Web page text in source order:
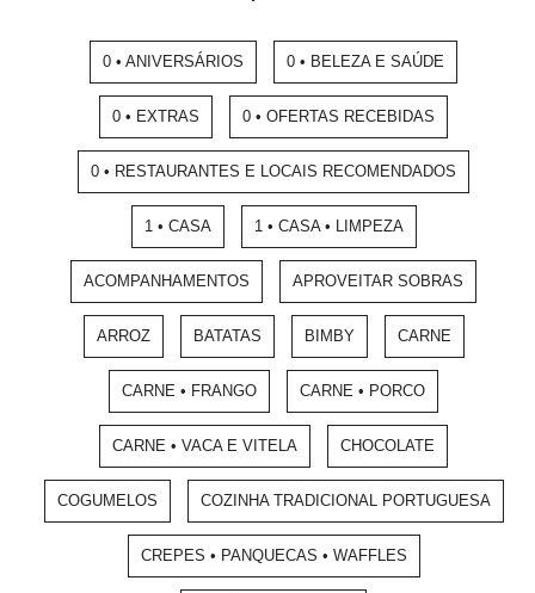
0 • ANIVERSÁRIOS 0 • BELEZA E SAÚDE
0 • EXTRAS 0 • OFERTAS RECEBIDAS
0 • RESTAURANTES E LOCAIS RECOMENDADOS
1 • CASA 1 • CASA • LIMPEZA
ACOMPANHAMENTOS APROVEITAR SOBRAS
ARROZ BATATAS BIMBY CARNE
CARNE • FRANGO CARNE • PORCO
CARNE • VACA E VITELA CHOCOLATE
COGUMELOS COZINHA TRADICIONAL PORTUGUESA
CREPES • PANQUECAS • WAFFLES